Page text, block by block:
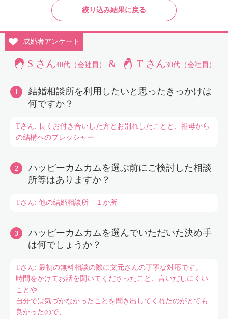
絞り込み結果に戻る
成婚者アンケート
S さん40代（会社員） & T さん30代（会社員）
結婚相談所を利用したいと思ったきっかけは
何ですか？
Tさん: 長くお付き合いした方とお別れしたことと、祖母から
の結構へのプレッシャー
ハッピーカムカムを選ぶ前にご検討した相談
所等はありますか？
Tさん: 他の結婚相談所 １か所
ハッピーカムカムを選んでいただいた決め手
は何でしょうか？
Tさん: 最初の無料相談の際に文元さんの丁寧な対応です。
時間をかけてお話を聞いてくださったこと、言いだしにくい
ことや
自分では気づかなかったことを聞き出してくれたのがとても
良かったので、